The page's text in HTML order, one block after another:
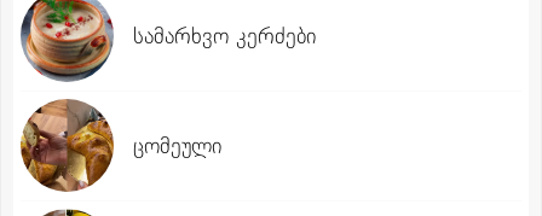
სამარხვო კერძები
ცომეული